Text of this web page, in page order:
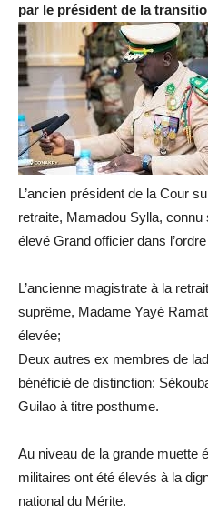
par le président de la
L’ancien président de la Cour
retraite, Mamadou Sylla,
élevé Grand officier dans
L’ancienne magistrate à la
suprême, Madame Yayé
élevée;
Deux autres ex membres de
bénéficié de distinction:
Guilao à titre posthume.
Au niveau de la grande muette
militaires ont été élevés à la
national du Mérite.